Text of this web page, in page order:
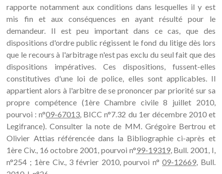
rapporte notamment aux conditions dans lesquelles il y est
mis fin et aux conséquences en ayant résulté pour le
demandeur. Il est peu important dans ce cas, que des
dispositions d'ordre public régissent le fond du litige dès lors
que le recours à l'arbitrage n'est pas exclu du seul fait que des
dispositions impératives. Ces dispositions, fussent-elles
constitutives d'une loi de police, elles sont applicables. Il
appartient alors à l'arbitre de se prononcer par priorité sur sa
propre compétence (1ère Chambre civile 8 juillet 2010,
pourvoi : n°09-67013, BICC n°7.32 du 1er décembre 2010 et
Legifrance). Consulter la note de MM. Grégoire Bertrou et
Olivier Attias référencée dans la Bibliographie ci-après et
1ère Civ., 16 octobre 2001, pourvoi n°99-19319, Bull. 2001, I,
n°254 ; 1ère Civ., 3 février 2010, pourvoi n°09-12669, Bull.